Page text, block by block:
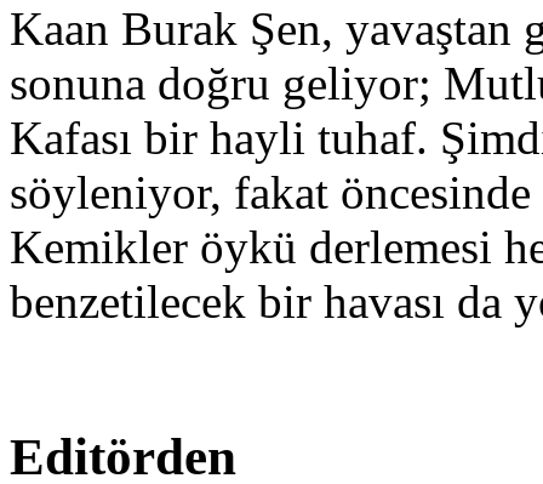
Kaan Burak Şen, yavaştan
sonuna doğru geliyor;
Kafası bir hayli tuhaf.
söyleniyor, fakat
Kemikler öykü derlemesi
benzetilecek bir havası da
Editörden